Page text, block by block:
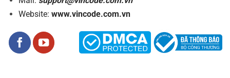
Website: www.vincode.com.vn